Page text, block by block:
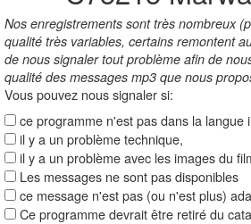
Nos enregistrements sont très nombreux
qualité très variables, certains remontent
de nous signaler tout problème afin de
qualité des messages mp3 que nous
Vous pouvez nous signaler si:
ce programme n'est pas dans la langue
il y a un problème technique,
il y a un problème avec les images du
Les messages ne sont pas disponibles
ce message n'est pas (ou n'est plus)
Ce programme devrait être retiré du